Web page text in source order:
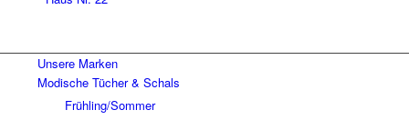
Unsere Marken
Modische Tücher & Schals
Frühling/Sommer